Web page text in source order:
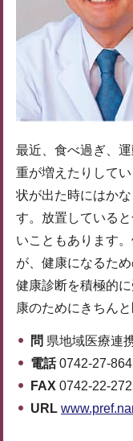
最近、食べ過ぎ、
重が増えたりして
状が出た時にはか
す。放置している
いこともあります
が、健康になるた
健康診断を積極的
康のためにきちん
問 県地域医療連
電話0742-27-
FAX 0742-22-
URL